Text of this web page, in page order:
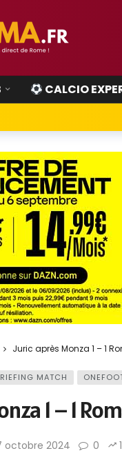
CALCIO
Juric après Monza 1 – 1
MATCH
1 – 1
octobre 2024 0